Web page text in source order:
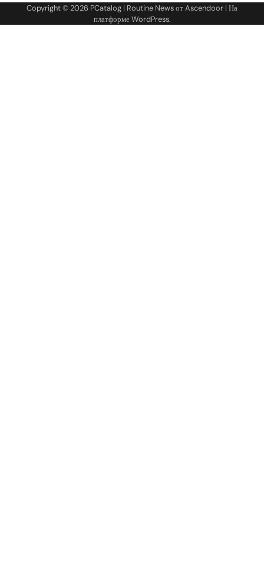
Copyright © 2026 PCatalog | Routine News отAscendoor | На
платформеWordPress.